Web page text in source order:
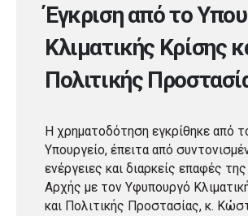
Έγκριση από το
Κλιματικής Κρίσης
Πολιτικής
Η χρηματοδότηση εγκρίθηκε από
Υπουργείο, έπειτα από
ενέργειες και διαρκείς επαφές
Αρχής με τον Υφυπουργό
και Πολιτικής Προστασίας, κ.